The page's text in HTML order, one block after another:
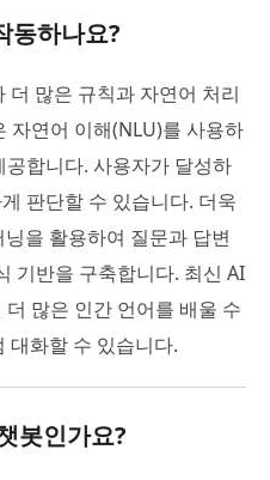
동하나요?
많은 규칙과 자연어 처리
자연어 이해(NLU)를 사용하
합니다. 사용자가 달성하
판단할 수 있습니다. 더욱
을 활용하여 질문과 답변
기반을 구축합니다. 최신 AI
많은 인간 언어를 배울 수
대화할 수 있습니다.
봇인가요?